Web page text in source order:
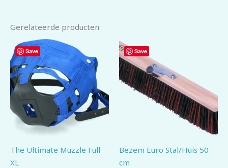
Gerelateerde producten
Save
The Ultimate Muzzle Full
XL
Save
Bezem Euro Stal/Huis 50
cm